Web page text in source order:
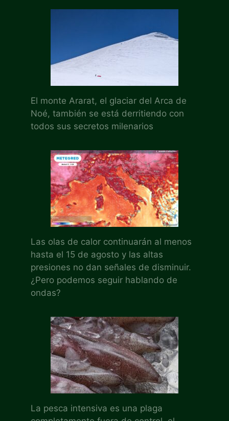
El monte Ararat, el glaciar del Arca de
Noé, también se está derritiendo con
todos sus secretos milenarios
Las olas de calor continuarán al menos
hasta el 15 de agosto y las altas
presiones no dan señales de disminuir.
¿Pero podemos seguir hablando de
ondas?
La pesca intensiva es una plaga